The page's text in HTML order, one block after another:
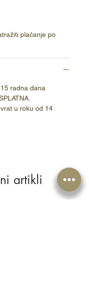
plaćanje po
radna dana
u roku od 14
artikli